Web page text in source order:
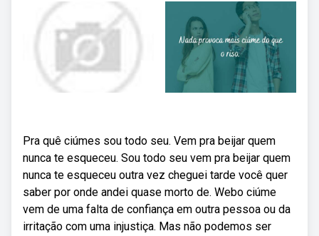
Pra quê ciúmes sou todo seu. Vem pra beijar quem
nunca te esqueceu. Sou todo seu vem pra beijar quem
nunca te esqueceu outra vez cheguei tarde você quer
saber por onde andei quase morto de. Webo ciúme
vem de uma falta de confiança em outra pessoa ou da
irritação com uma injustiça. Mas não podemos ser